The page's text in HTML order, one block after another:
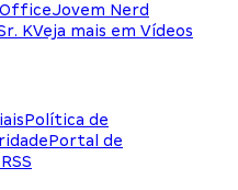
Jovem Nerd
KVeja mais em Vídeos
Política de
Portal de
RSS